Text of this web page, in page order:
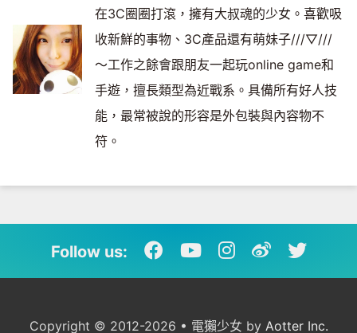
在3C圈圈打滾，擁有大叔魂的少女。喜歡吸
收新鮮的事物、3C產品還有萌妹子///▽///
～工作之餘會跟朋友一起玩online game和
手遊，擅長類型為近戰系。具備所有好人技
能，最常被說的形容是外包裝與內容物不
符。
Follow us:
Copyright © 2012-2026 • 電獺少女 by Aotter Inc.